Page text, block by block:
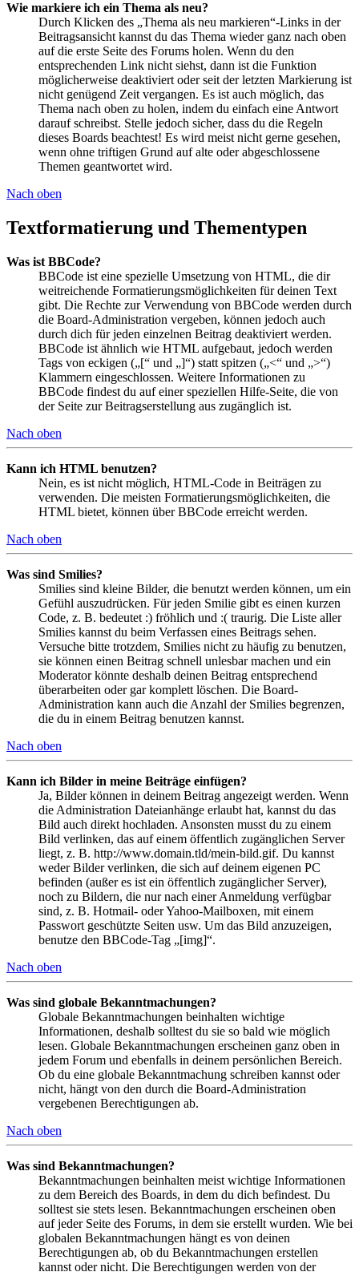
Wie markiere ich ein Thema als neu?
Durch Klicken des „Thema als neu markieren“-Links in der
Beitragsansicht kannst du das Thema wieder ganz nach oben
auf die erste Seite des Forums holen. Wenn du den
entsprechenden Link nicht siehst, dann ist die Funktion
möglicherweise deaktiviert oder seit der letzten Markierung ist
nicht genügend Zeit vergangen. Es ist auch möglich, das
Thema nach oben zu holen, indem du einfach eine Antwort
darauf schreibst. Stelle jedoch sicher, dass du die Regeln
dieses Boards beachtest! Es wird meist nicht gerne gesehen,
wenn ohne triftigen Grund auf alte oder abgeschlossene
Themen geantwortet wird.
Nach oben
Textformatierung und Thementypen
Was ist BBCode?
BBCode ist eine spezielle Umsetzung von HTML, die dir
weitreichende Formatierungsmöglichkeiten für deinen Text
gibt. Die Rechte zur Verwendung von BBCode werden durch
die Board-Administration vergeben, können jedoch auch
durch dich für jeden einzelnen Beitrag deaktiviert werden.
BBCode ist ähnlich wie HTML aufgebaut, jedoch werden
Tags von eckigen („[“ und „]“) statt spitzen („<“ und „>“)
Klammern eingeschlossen. Weitere Informationen zu
BBCode findest du auf einer speziellen Hilfe-Seite, die von
der Seite zur Beitragserstellung aus zugänglich ist.
Nach oben
Kann ich HTML benutzen?
Nein, es ist nicht möglich, HTML-Code in Beiträgen zu
verwenden. Die meisten Formatierungsmöglichkeiten, die
HTML bietet, können über BBCode erreicht werden.
Nach oben
Was sind Smilies?
Smilies sind kleine Bilder, die benutzt werden können, um ein
Gefühl auszudrücken. Für jeden Smilie gibt es einen kurzen
Code, z. B. bedeutet :) fröhlich und :( traurig. Die Liste aller
Smilies kannst du beim Verfassen eines Beitrags sehen.
Versuche bitte trotzdem, Smilies nicht zu häufig zu benutzen,
sie können einen Beitrag schnell unlesbar machen und ein
Moderator könnte deshalb deinen Beitrag entsprechend
überarbeiten oder gar komplett löschen. Die Board-
Administration kann auch die Anzahl der Smilies begrenzen,
die du in einem Beitrag benutzen kannst.
Nach oben
Kann ich Bilder in meine Beiträge einfügen?
Ja, Bilder können in deinem Beitrag angezeigt werden. Wenn
die Administration Dateianhänge erlaubt hat, kannst du das
Bild auch direkt hochladen. Ansonsten musst du zu einem
Bild verlinken, das auf einem öffentlich zugänglichen Server
liegt, z. B. http://www.domain.tld/mein-bild.gif. Du kannst
weder Bilder verlinken, die sich auf deinem eigenen PC
befinden (außer es ist ein öffentlich zugänglicher Server),
noch zu Bildern, die nur nach einer Anmeldung verfügbar
sind, z. B. Hotmail- oder Yahoo-Mailboxen, mit einem
Passwort geschützte Seiten usw. Um das Bild anzuzeigen,
benutze den BBCode-Tag „[img]“.
Nach oben
Was sind globale Bekanntmachungen?
Globale Bekanntmachungen beinhalten wichtige
Informationen, deshalb solltest du sie so bald wie möglich
lesen. Globale Bekanntmachungen erscheinen ganz oben in
jedem Forum und ebenfalls in deinem persönlichen Bereich.
Ob du eine globale Bekanntmachung schreiben kannst oder
nicht, hängt von den durch die Board-Administration
vergebenen Berechtigungen ab.
Nach oben
Was sind Bekanntmachungen?
Bekanntmachungen beinhalten meist wichtige Informationen
zu dem Bereich des Boards, in dem du dich befindest. Du
solltest sie stets lesen. Bekanntmachungen erscheinen oben
auf jeder Seite des Forums, in dem sie erstellt wurden. Wie bei
globalen Bekanntmachungen hängt es von deinen
Berechtigungen ab, ob du Bekanntmachungen erstellen
kannst oder nicht. Die Berechtigungen werden von der